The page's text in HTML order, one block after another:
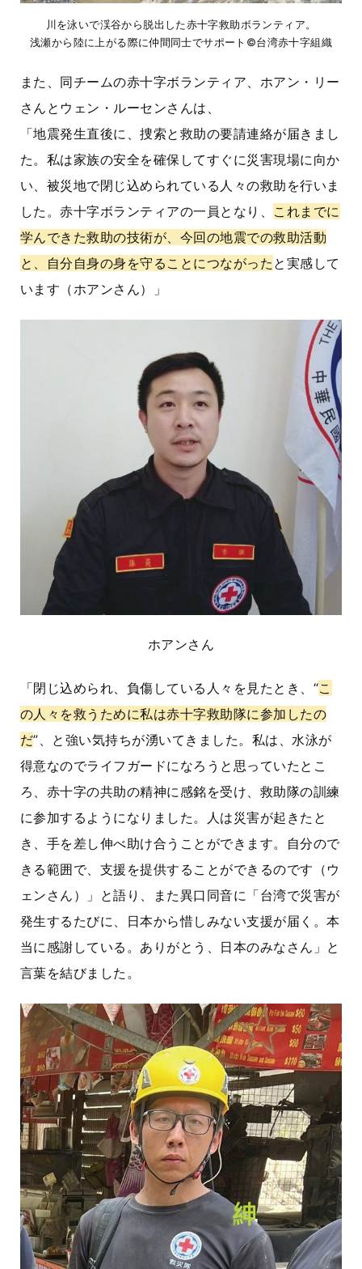
川を泳いで渓谷から脱出した赤十字救助ボランティア。
浅瀬から陸に上がる際に仲間同士でサポート©台湾赤十字組織
また、同チームの赤十字ボランティア、ホアン・リー
さんとウェン・ルーセンさんは、
「地震発生直後に、捜索と救助の要請連絡が届きまし
た。私は家族の安全を確保してすぐに災害現場に向か
い、被災地で閉じ込められている人々の救助を行いま
した。赤十字ボランティアの一員となり、 これまでに
学んできた救助の技術が、今回の地震での救助活動
と、自分自身の身を守ることにつながった と実感して
います（ホアンさん）」
ホアンさん
「閉じ込められ、負傷している人々を見たとき、“こ
の人々を救うために私は赤十字救助隊に参加したの
だ”、と強い気持ちが湧いてきました。私は、水泳が
得意なのでライフガードになろうと思っていたとこ
ろ、赤十字の共助の精神に感銘を受け、救助隊の訓練
に参加するようになりました。人は災害が起きたと
き、手を差し伸べ助け合うことができます。自分ので
きる範囲で、支援を提供することができるのです（ウ
ェンさん）」と語り、また異口同音に「台湾で災害が
発生するたびに、日本から惜しみない支援が届く。本
当に感謝している。ありがとう、日本のみなさん」と
言葉を結びました。